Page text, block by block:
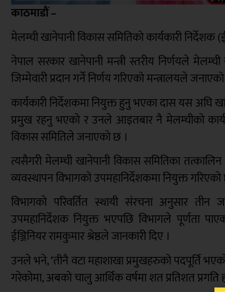
काठमाडौं –
मेलम्ची खानेपानी विकास समितिको कार्यकारी
नेपाल सरकार खानेपानी मन्त्री स्तरीय निर्णयले
जिम्मेवारी प्रदान गर्ने निर्णय गरिएको मन्त्रालयले
कार्यकारी निर्देशकमा नियुक्त हुनु भएका दास यस अघि
प्रमुख रहनु भएको र उनले आइतबार नै मेलम्चीको
विकास समितिले जनाएको छ ।
त्यसैगरी मेलम्ची खानेपानी विकास समितिका
व्यवस्थापन विभागको उपमहानिर्देशकमा नियुक्त
विभागको परिवर्तित स्थायी संरचना अनुसार तीन
उपमहानिर्देशक नियुक्त भएपछि विभागले पूर्णता
ईञ्जिनियर रामकुमार श्रेष्ठले जानकारी दिए ।
उनले भने, ‘तीनै वटा महाशाखा प्रमुखहरुको पदपूर्ति
गरेकोमा, अबको चालु आर्थिक वर्षमा शत प्रतिशत प्रगति